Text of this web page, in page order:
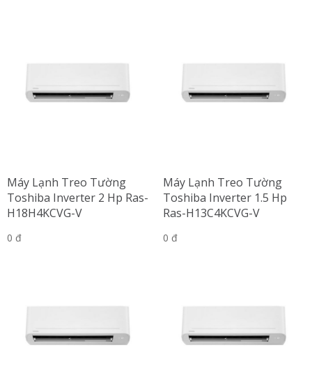
Máy Lạnh Treo Tường
Toshiba Inverter 2 Hp Ras-
H18H4KCVG-V
0 đ
Máy Lạnh Treo Tường
Toshiba Inverter 1.5 Hp
Ras-H13C4KCVG-V
0 đ